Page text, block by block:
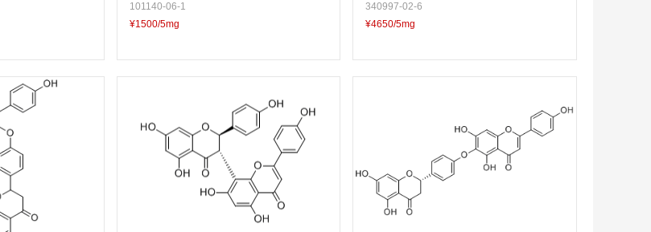
101140-06-1
¥1500/5mg
340997-02-6
¥4650/5mg